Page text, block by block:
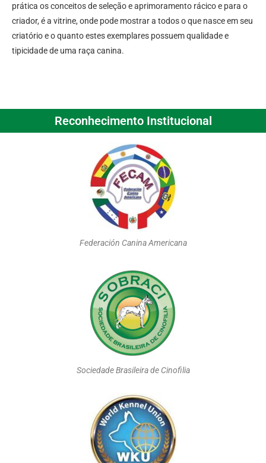
prática os conceitos de seleção e aprimoramento rácico e para o
criador, é a vitrine, onde pode mostrar a todos o que nasce em seu
criatório e o quanto estes exemplares possuem qualidade e
tipicidade de uma raça canina.
Reconhecimento Institucional
Federación Canina Americana
Sociedade Brasileira de Cinofilia